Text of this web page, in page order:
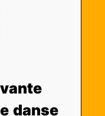
danse